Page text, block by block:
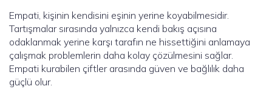
Empati, kişinin kendisini eşinin yerine koyabilmesidir.
Tartışmalar sırasında yalnızca kendi bakış açısına
odaklanmak yerine karşı tarafın ne hissettiğini anlamaya
çalışmak problemlerin daha kolay çözülmesini sağlar.
Empati kurabilen çiftler arasında güven ve bağlılık daha
güçlü olur.